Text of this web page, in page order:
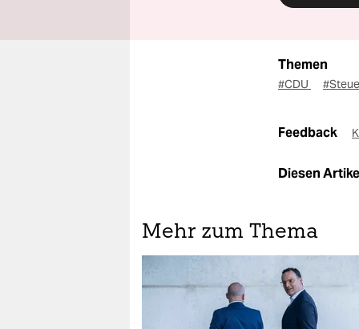
Themen
#CDU
Feedback
Diesen
Mehr zum Thema